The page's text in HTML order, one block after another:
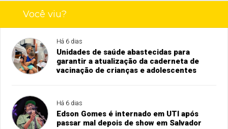
Você viu?
Há 6 dias
Unidades de saúde abastecidas para
garantir a atualização da caderneta de
vacinação de crianças e adolescentes
Há 6 dias
Edson Gomes é internado em UTI após
passar mal depois de show em Salvador